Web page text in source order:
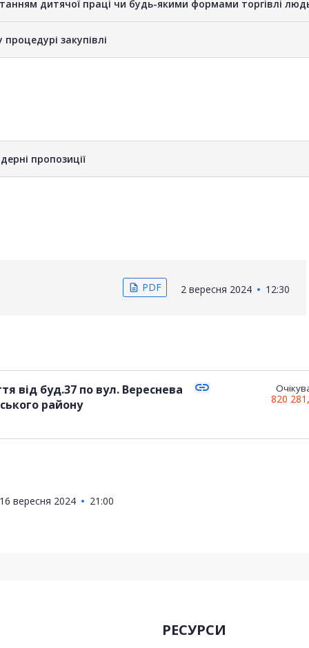
дитячої праці чи будь-якими формами торгівлі
закупівлі
пропозиції
description PDF 2 вересня 2024 12:30
від буд.37 по вул. Вереснева link
820
16 вересня 2024 21:00
РЕСУРСИ